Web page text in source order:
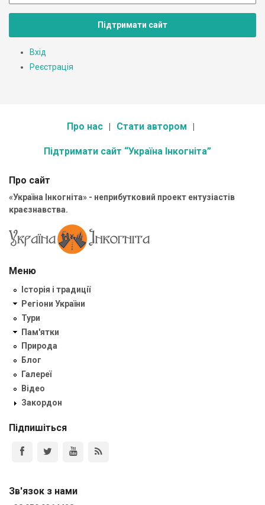
Підтримати сайт
Вхід
Реєстрація
Про нас Стати автором
Підтримати сайт “Україна Інкогніта”
Про сайт
«Україна Інкогніта» - неприбутковий проект ентузіастів
краєзнавства.
Меню
Історія і традиції
Регіони України
Тури
Пам'ятки
Природа
Блог
Галереї
Відео
Закордон
Підпишіться
Зв'язок з нами